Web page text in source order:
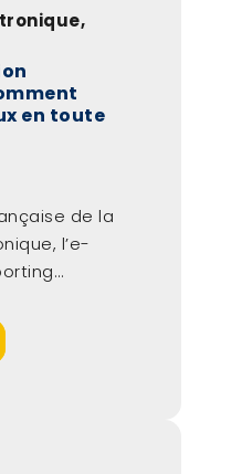
,
en toute
de la
l’e-